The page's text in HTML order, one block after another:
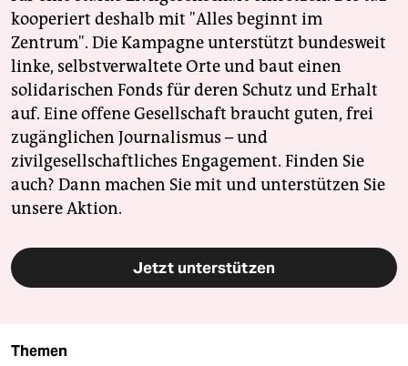
kooperiert deshalb mit "Alles beginnt im
Zentrum". Die Kampagne unterstützt bundesweit
linke, selbstverwaltete Orte und baut einen
solidarischen Fonds für deren Schutz und Erhalt
auf. Eine offene Gesellschaft braucht guten, frei
zugänglichen Journalismus – und
zivilgesellschaftliches Engagement. Finden Sie
auch? Dann machen Sie mit und unterstützen Sie
unsere Aktion.
Jetzt unterstützen
Themen